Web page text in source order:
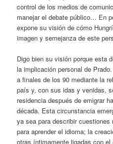
control de los medios de
manejar el debate público… En
expone su visión de cómo
imagen y semejanza de este
Digo bien su visión porque esta
la implicación personal de
a finales de los 90 mediante la
país y, con sus idas y venidas,
residencia después de emigrar
década. Esta circunstancia
ya sea para describir
para aprender el idioma; la
otras íntimamente ligadas con